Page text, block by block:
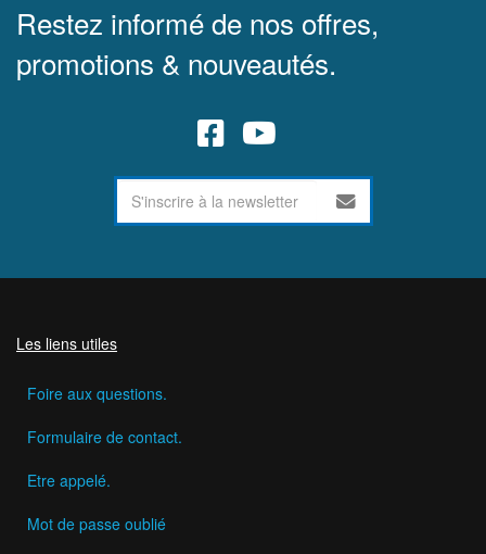
Restez informé de nos offres,
promotions & nouveautés.
Les liens utiles
Foire aux questions.
Formulaire de contact.
Etre appelé.
Mot de passe oublié